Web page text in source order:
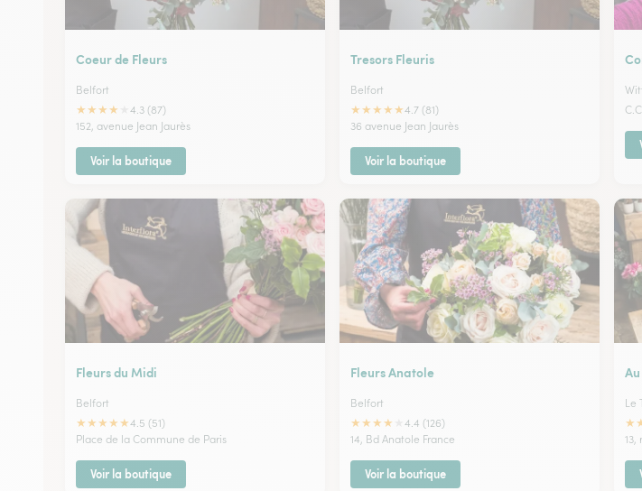
Coeur de Fleurs
Belfort
★★★★
4.3 (87)
152, avenue Jean Jaurès
Voir la boutique
Tresors Fleuris
Belfort
★★★★★4.7 (81)
36 avenue Jean Jaurès
Voir la boutique
Fleurs du Midi
Belfort
★★★★★4.5 (51)
Place de la Commune de Paris
Voir la boutique
Fleurs Anatole
Belfort
★★★★
4.4 (126)
14, Bd Anatole France
Voir la boutique
Le
★
13,